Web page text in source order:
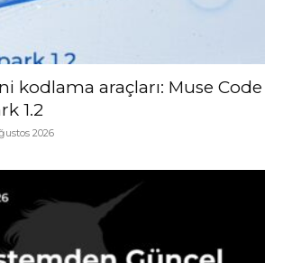
kodlama araçları: Muse Code
1.2
2026